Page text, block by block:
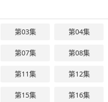
第03集 第04集
第07集 第08集
第11集 第12集
第15集 第16集